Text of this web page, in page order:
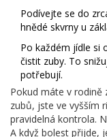
Podívejte se do
hnědé skvrny u
Po každém jídle si
čistit zuby. To
potřebují.
Pokud máte v rodině
zubů, jste ve vyšším
pravidelná kontrola.
A když bolest přijde,